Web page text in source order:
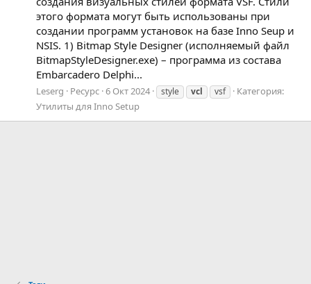
этого формата могут быть использованы при
создании программ установок на базе Inno Seup и
NSIS. 1) Bitmap Style Designer (исполняемый файл
BitmapStyleDesigner.exe) – программа из состава
Embarcadero Delphi...
Leserg Ресурс 6 Окт 2024 style vcl vsf
Категория:
Утилиты для Inno Setup